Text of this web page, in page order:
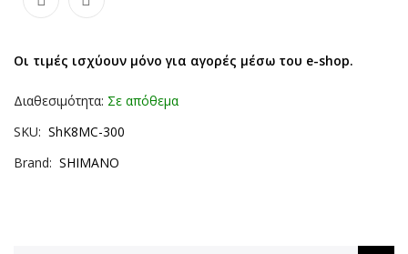
Οι τιμές ισχύουν μόνο για αγορές μέσω του e-shop.
Διαθεσιμότητα: Σε απόθεμα
SKU
ShK8MC-300
Brand
SHIMANO